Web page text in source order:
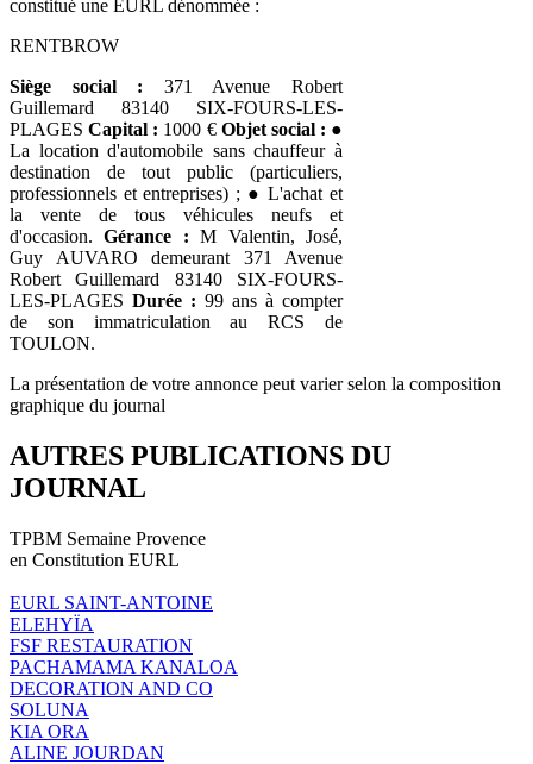
constitué une EURL dénommée :
RENTBROW
Siège social : 371 Avenue Robert
Guillemard 83140 SIX-FOURS-LES-
PLAGESCapital : 1000 € Objet social : ●
La location d'automobile sans chauffeur à
destination de tout public (particuliers,
professionnels et entreprises) ; ● L'achat et
la vente de tous véhicules neufs et
d'occasion.Gérance : M Valentin, José,
Guy AUVARO demeurant 371 Avenue
Robert Guillemard 83140 SIX-FOURS-
LES-PLAGES Durée : 99 ans à compter
de son immatriculation au RCS de
TOULON.
La présentation de votre annonce peut varier selon la composition
graphique du journal
AUTRES PUBLICATIONS DU
JOURNAL
TPBM Semaine Provence
en Constitution EURL
EURL SAINT-ANTOINE
ELEHYÏA
FSF RESTAURATION
PACHAMAMA KANALOA
DECORATION AND CO
SOLUNA
KIA ORA
ALINE JOURDAN